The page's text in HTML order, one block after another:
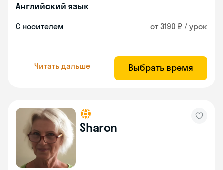
Английский язык
С носителем от 3190 ₽ / урок
Читать дальше Выбрать время
Sharon